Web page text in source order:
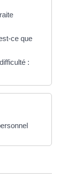
ce que
: